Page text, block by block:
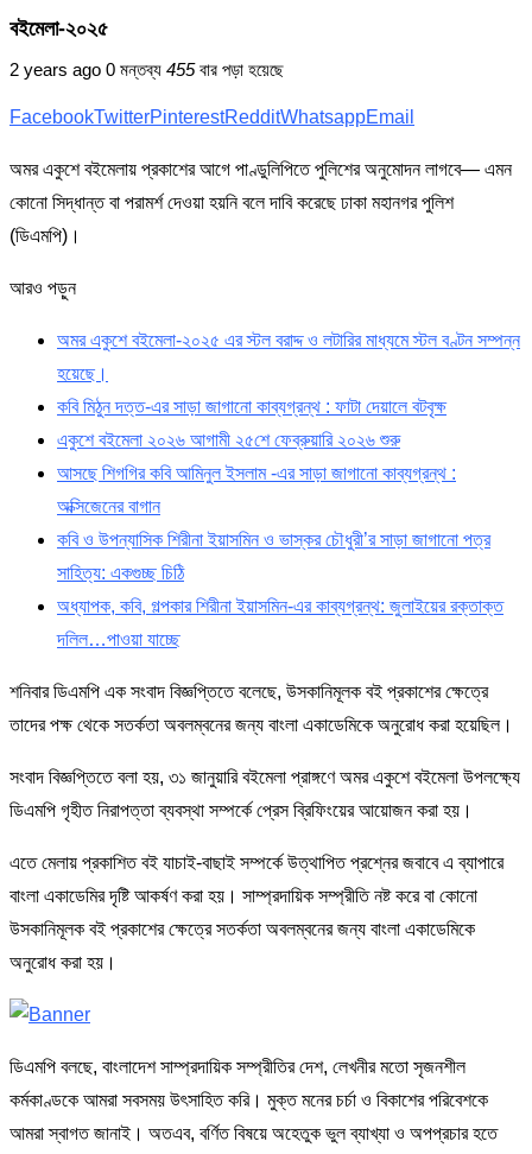
বইমেলা-২০২৫
2 years ago 0 মন্তব্য 455বার পড়া হয়েছে
FacebookTwitterPinterestRedditWhatsappEmail
অমর একুশে বইমেলায় প্রকাশের আগে পাণ্ডুলিপিতে পুলিশের অনুমোদন লাগবে— এমন
কোনো সিদ্ধান্ত বা পরামর্শ দেওয়া হয়নি বলে দাবি করেছে ঢাকা মহানগর পুলিশ
(ডিএমপি)।
আরও পড়ুন
অমর একুশে বইমেলা-২০২৫ এর স্টল বরাদ্দ ও লটারির মাধ্যমে স্টল বণ্টন সম্পন্ন
হয়েছে।
কবি মিঠুন দত্ত-এর সাড়া জাগানো কাব্যগ্রন্থ : ফাটা দেয়ালে বটবৃক্ষ
একুশে বইমেলা ২০২৬ আগামী ২৫শে ফেব্রুয়ারি ২০২৬ শুরু
আসছে শিগগির কবি আমিনুল ইসলাম -এর সাড়া জাগানো কাব্যগ্রন্থ :
অক্সিজেনের বাগান
কবি ও উপন্যাসিক শিরীনা ইয়াসমিন ও ভাস্কর চৌধুরী’র সাড়া জাগানো পত্র
সাহিত্য: একগুচ্ছ চিঠি
অধ্যাপক, কবি, গল্পকার শিরীনা ইয়াসমিন-এর কাব্যগ্রন্থ: জুলাইয়ের রক্তাক্ত
দলিল…পাওয়া যাচ্ছে
শনিবার ডিএমপি এক সংবাদ বিজ্ঞপ্তিতে বলেছে, উসকানিমূলক বই প্রকাশের ক্ষেত্রে
তাদের পক্ষ থেকে সতর্কতা অবলম্বনের জন্য বাংলা একাডেমিকে অনুরোধ করা হয়েছিল।
সংবাদ বিজ্ঞপ্তিতে বলা হয়, ৩১ জানুয়ারি বইমেলা প্রাঙ্গণে অমর একুশে বইমেলা উপলক্ষ্যে
ডিএমপি গৃহীত নিরাপত্তা ব্যবস্থা সম্পর্কে প্রেস ব্রিফিংয়ের আয়োজন করা হয়।
এতে মেলায় প্রকাশিত বই যাচাই-বাছাই সম্পর্কে উত্থাপিত প্রশ্নের জবাবে এ ব্যাপারে
বাংলা একাডেমির দৃষ্টি আকর্ষণ করা হয়। সাম্প্রদায়িক সম্প্রীতি নষ্ট করে বা কোনো
উসকানিমূলক বই প্রকাশের ক্ষেত্রে সতর্কতা অবলম্বনের জন্য বাংলা একাডেমিকে
অনুরোধ করা হয়।
ডিএমপি বলছে, বাংলাদেশ সাম্প্রদায়িক সম্প্রীতির দেশ, লেখনীর মতো সৃজনশীল
কর্মকাণ্ডকে আমরা সবসময় উৎসাহিত করি। মুক্ত মনের চর্চা ও বিকাশের পরিবেশকে
আমরা স্বাগত জানাই। অতএব, বর্ণিত বিষয়ে অহেতুক ভুল ব্যাখ্যা ও অপপ্রচার হতে